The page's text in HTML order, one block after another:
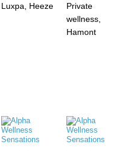
Luxpa, Heeze
Private
wellness,
Hamont